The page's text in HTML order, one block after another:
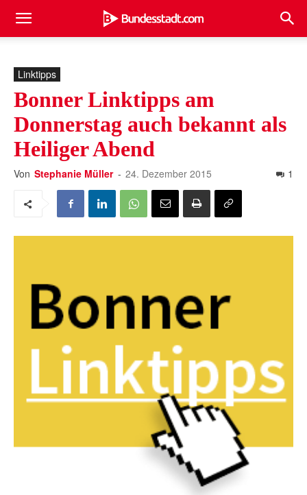
Linktipps
Bonner Linktipps am
Donnerstag auch bekannt als
Heiliger Abend
Von Stephanie Müller - 24. Dezember 2015 1